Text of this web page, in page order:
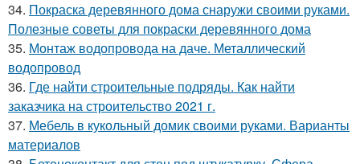
34. Покраска деревянного дома снаружи своими руками.
Полезные советы для покраски деревянного дома
35. Монтаж водопровода на даче. Металлический
водопровод
36. Где найти строительные подряды. Как найти
заказчика на строительство 2021 г.
37. Мебель в кукольный домик своими руками. Варианты
материалов